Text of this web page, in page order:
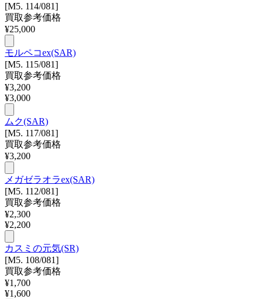
[M5. 114/081]
買取参考価格
¥25,000
モルペコex(SAR)
[M5. 115/081]
買取参考価格
¥3,200
¥3,000
ムク(SAR)
[M5. 117/081]
買取参考価格
¥3,200
メガゼラオラex(SAR)
[M5. 112/081]
買取参考価格
¥2,300
¥2,200
カスミの元気(SR)
[M5. 108/081]
買取参考価格
¥1,700
¥1,600